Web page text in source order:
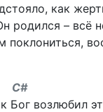
как
родился – всё
поклониться,
C#
Бог возлюбил